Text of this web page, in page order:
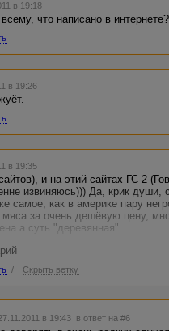
в 19:18
что написано в интернете?
в 19:26
в 19:35
и на этий сайтах ГС-2
извиняюсь))) Да, крик души,
самое, как в америке пару
за очень дешёвую цену,
а суть "деревянная".
/ Скрыть ветку
в 19:43 в ответ на #6